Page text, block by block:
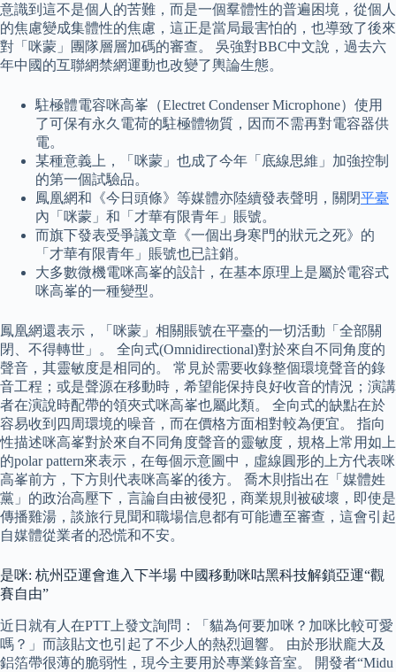
意識到這不是個人的苦難，而是一個羣體性的普遍困境，從個人
的焦慮變成集體性的焦慮，這正是當局最害怕的，也導致了後來
對「咪蒙」團隊層層加碼的審查。 吳強對BBC中文說，過去六
年中國的互聯網禁網運動也改變了輿論生態。
駐極體電容咪高峯（Electret Condenser Microphone）使用
了可保有永久電荷的駐極體物質，因而不需再對電容器供
電。
某種意義上，「咪蒙」也成了今年「底線思維」加強控制
的第一個試驗品。
鳳凰網和《今日頭條》等媒體亦陸續發表聲明，關閉平臺
內「咪蒙」和「才華有限青年」賬號。
而旗下發表受爭議文章《一個出身寒門的狀元之死》的
「才華有限青年」賬號也已註銷。
大多數微機電咪高峯的設計，在基本原理上是屬於電容式
咪高峯的一種變型。
鳳凰網還表示，「咪蒙」相關賬號在平臺的一切活動「全部關
閉、不得轉世」。 全向式(Omnidirectional)對於來自不同角度的
聲音，其靈敏度是相同的。 常見於需要收錄整個環境聲音的錄
音工程；或是聲源在移動時，希望能保持良好收音的情況；演講
者在演說時配帶的領夾式咪高峯也屬此類。 全向式的缺點在於
容易收到四周環境的噪音，而在價格方面相對較為便宜。 指向
性描述咪高峯對於來自不同角度聲音的靈敏度，規格上常用如上
的polar pattern來表示，在每個示意圖中，虛線圓形的上方代表咪
高峯前方，下方則代表咪高峯的後方。 喬木則指出在「媒體姓
黨」的政治高壓下，言論自由被侵犯，商業規則被破壞，即使是
傳播雞湯，談旅行見聞和職場信息都有可能遭至審查，這會引起
自媒體從業者的恐慌和不安。
是咪: 杭州亞運會進入下半場 中國移動咪咕黑科技解鎖亞運“觀
賽自由”
近日就有人在PTT上發文詢問：「貓為何要加咪？加咪比較可愛
嗎？」而該貼文也引起了不少人的熱烈迴響。 由於形狀龐大及
鋁箔帶很薄的脆弱性，現今主要用於專業錄音室。 開發者“Midu